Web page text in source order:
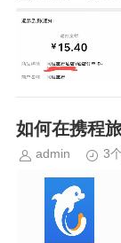
如何在携程
admin 3